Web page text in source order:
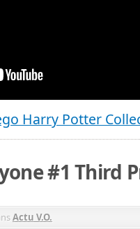
Harry Potter
#1 Third
Actu V.O.